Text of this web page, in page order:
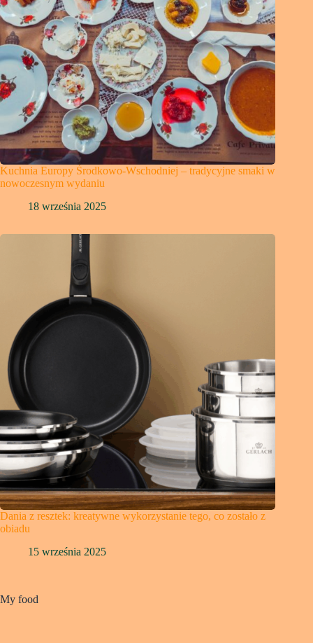
Kuchnia Europy Środkowo-Wschodniej – tradycyjne smaki w
nowoczesnym wydaniu
18 września 2025
Dania z resztek: kreatywne wykorzystanie tego, co zostało z
obiadu
15 września 2025
My food